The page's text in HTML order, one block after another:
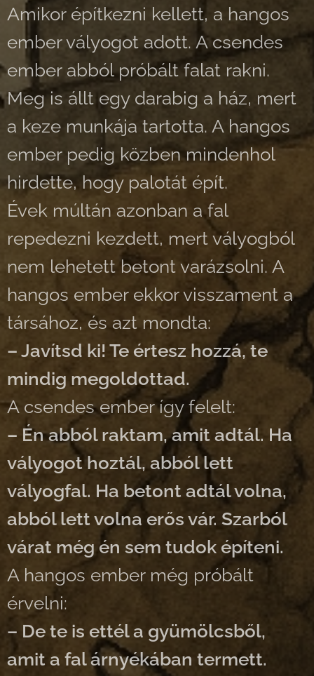
Amikor építkezni kellett, a hangos
ember vályogot adott. A csendes
ember abból próbált falat rakni.
Meg is állt egy darabig a ház, mert
a keze munkája tartotta. A hangos
ember pedig közben mindenhol
hirdette, hogy palotát épít.
Évek múltán azonban a fal
repedezni kezdett, mert vályogból
nem lehetett betont varázsolni. A
hangos ember ekkor visszament a
társához, és azt mondta:
– Javítsd ki! Te értesz hozzá, te
mindig megoldottad.
A csendes ember így felelt:
– Én abból raktam, amit adtál. Ha
vályogot hoztál, abból lett
vályogfal. Ha betont adtál volna,
abból lett volna erős vár. Szarból
várat még én sem tudok építeni.
A hangos ember még próbált
érvelni:
– De te is ettél a gyümölcsből,
amit a fal árnyékában termett.